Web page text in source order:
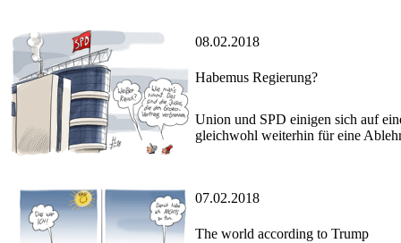
08.02.2018
Habemus Regierung?
Union und SPD einigen sich auf
gleichwohl weiterhin für eine
07.02.2018
The world according to Trump